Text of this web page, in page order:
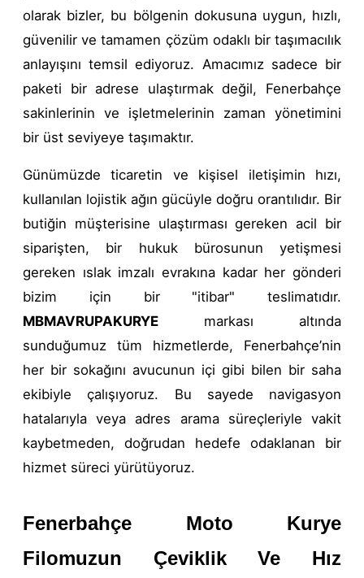
olarak bizler, bu bölgenin dokusuna uygun, hızlı,
güvenilir ve tamamen çözüm odaklı bir taşımacılık
anlayışını temsil ediyoruz. Amacımız sadece bir
paketi bir adrese ulaştırmak değil, Fenerbahçe
sakinlerinin ve işletmelerinin zaman yönetimini
bir üst seviyeye taşımaktır.
Günümüzde ticaretin ve kişisel iletişimin hızı,
kullanılan lojistik ağın gücüyle doğru orantılıdır. Bir
butiğin müşterisine ulaştırması gereken acil bir
siparişten, bir hukuk bürosunun yetişmesi
gereken ıslak imzalı evrakına kadar her gönderi
bizim için bir "itibar" teslimatıdır.
MBMAVRUPAKURYE markası altında
sunduğumuz tüm hizmetlerde, Fenerbahçe’nin
her bir sokağını avucunun içi gibi bilen bir saha
ekibiyle çalışıyoruz. Bu sayede navigasyon
hatalarıyla veya adres arama süreçleriyle vakit
kaybetmeden, doğrudan hedefe odaklanan bir
hizmet süreci yürütüyoruz.
Fenerbahçe Moto Kurye
Filomuzun Çeviklik Ve Hız